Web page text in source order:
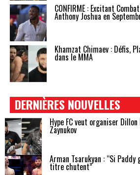
CONFIRMÉ : Excitant
Anthony Joshua en
Khamzat Chimaev : Défis,
dans le MMA
DERNIÈRES NOUVELLES
Hype FC veut organiser
Zaynukov
Arman Tsarukyan : “Si
titre chutent”